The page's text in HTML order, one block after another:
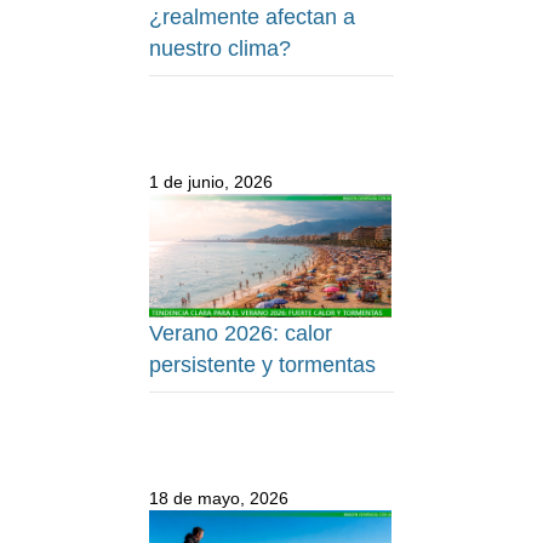
¿realmente afectan a
nuestro clima?
1 de junio, 2026
Verano 2026: calor
persistente y tormentas
18 de mayo, 2026